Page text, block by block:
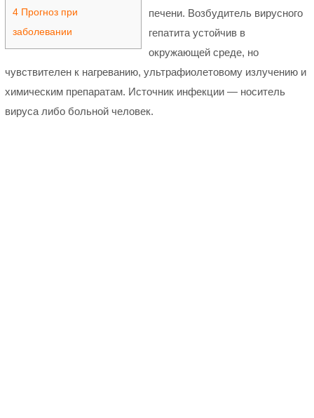
4 Прогноз при
заболевании
печени. Возбудитель вирусного
гепатита устойчив в
окружающей среде, но
чувствителен к нагреванию, ультрафиолетовому излучению и
химическим препаратам. Источник инфекции — носитель
вируса либо больной человек.